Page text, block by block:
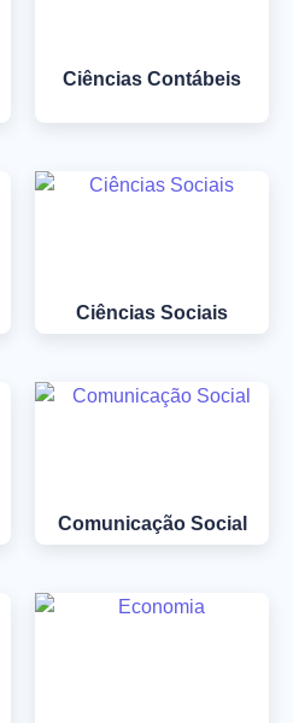
Ciências Contábeis
Ciências Sociais
Comunicação Social